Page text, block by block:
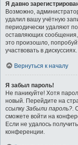
Я давно
Возможно,
удалил вашу учётную
периодически удаляют
оставляющих
это произошло,
участвовать в дискуссиях.
Вернуться к началу
Я забыл пароль!
Не паникуйте! Хотя
новый. Перейдите на
ссылку Забыли пароль?.
сможете войти на
Если не удалось
конференции.